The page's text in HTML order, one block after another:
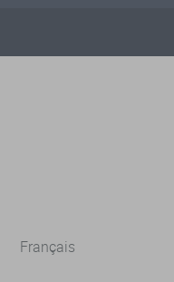
Français